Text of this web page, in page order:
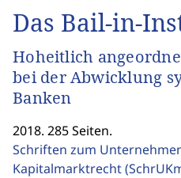
Das Bail-in-
Hoheitlich
bei der Abwicklung
Banken
2018. 285 Seiten.
Schriften zum
Kapitalmarktrecht